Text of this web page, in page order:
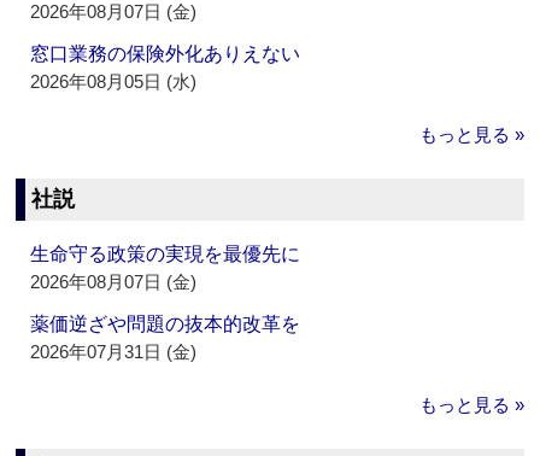
2026年08月07日 (金)
窓口業務の保険外化ありえない
2026年08月05日 (水)
もっと見る »
社説
生命守る政策の実現を最優先に
2026年08月07日 (金)
薬価逆ざや問題の抜本的改革を
2026年07月31日 (金)
もっと見る »